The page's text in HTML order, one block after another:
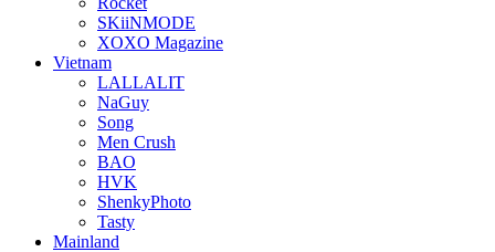
SKiiNMODE
XOXO Magazine
Vietnam
LALLALIT
NaGuy
Song
Men Crush
BAO
HVK
ShenkyPhoto
Tasty
Mainland